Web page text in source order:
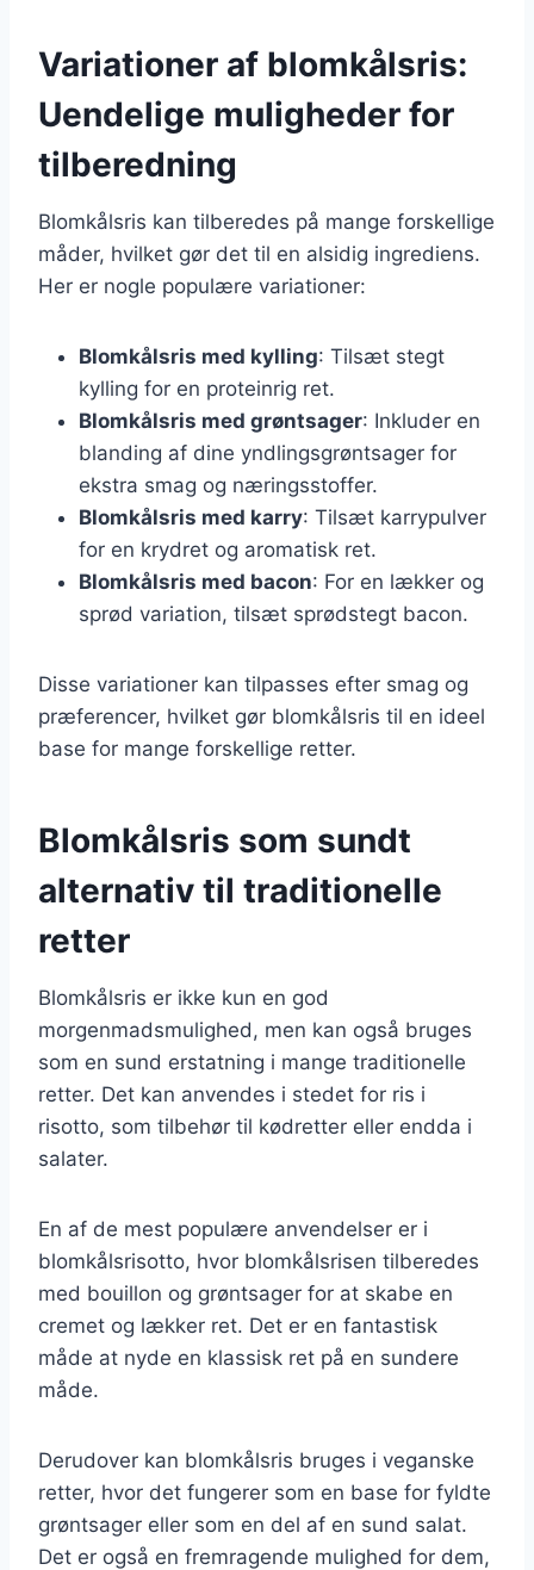
Variationer af blomkålsris:
Uendelige muligheder for
tilberedning
Blomkålsris kan tilberedes på mange forskellige
måder, hvilket gør det til en alsidig ingrediens.
Her er nogle populære variationer:
Blomkålsris med kylling: Tilsæt stegt
kylling for en proteinrig ret.
Blomkålsris med grøntsager: Inkluder en
blanding af dine yndlingsgrøntsager for
ekstra smag og næringsstoffer.
Blomkålsris med karry: Tilsæt karrypulver
for en krydret og aromatisk ret.
Blomkålsris med bacon: For en lækker og
sprød variation, tilsæt sprødstegt bacon.
Disse variationer kan tilpasses efter smag og
præferencer, hvilket gør blomkålsris til en ideel
base for mange forskellige retter.
Blomkålsris som sundt
alternativ til traditionelle
retter
Blomkålsris er ikke kun en god
morgenmadsmulighed, men kan også bruges
som en sund erstatning i mange traditionelle
retter. Det kan anvendes i stedet for ris i
risotto, som tilbehør til kødretter eller endda i
salater.
En af de mest populære anvendelser er i
blomkålsrisotto, hvor blomkålsrisen tilberedes
med bouillon og grøntsager for at skabe en
cremet og lækker ret. Det er en fantastisk
måde at nyde en klassisk ret på en sundere
måde.
Derudover kan blomkålsris bruges i veganske
retter, hvor det fungerer som en base for fyldte
grøntsager eller som en del af en sund salat.
Det er også en fremragende mulighed for dem,